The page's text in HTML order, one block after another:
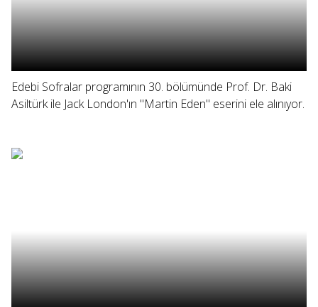
Edebi Sofralar programının 30. bölümünde Prof. Dr. Baki
Asiltürk ile Jack London'ın "Martin Eden" eserini ele alınıyor.